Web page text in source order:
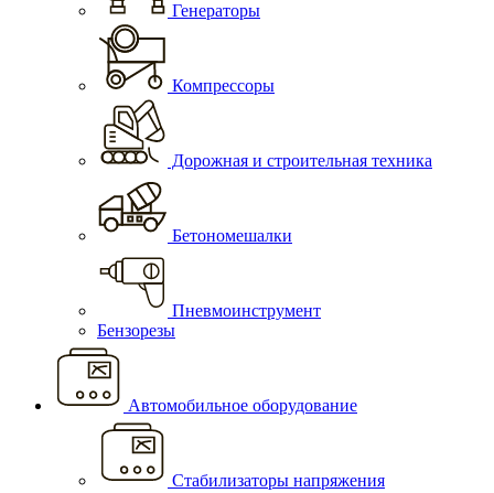
Генераторы
Компрессоры
Дорожная и строительная техника
Бетономешалки
Пневмоинструмент
Бензорезы
Автомобильное оборудование
Стабилизаторы напряжения